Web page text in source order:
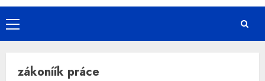
Primary
Menu
zákoníík práce